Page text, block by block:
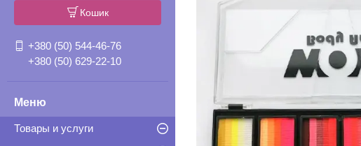
Кошик
+380 (50) 544-46-76
+380 (50) 629-22-10
Товары и услуги